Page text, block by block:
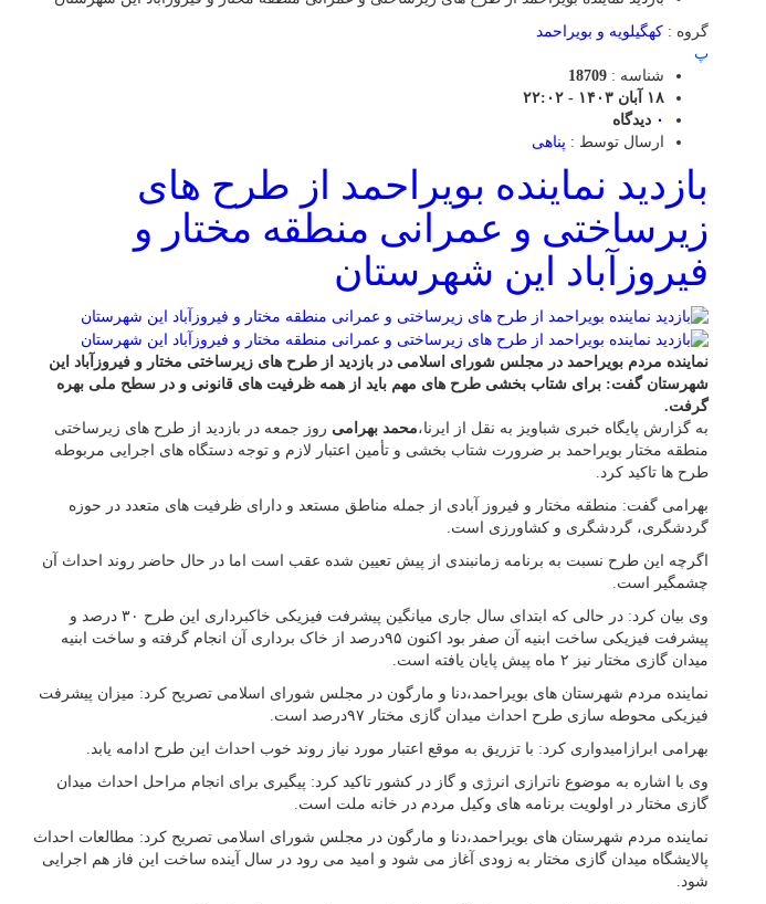
گروه : کهگیلویه و بویراحمد
پ
شناسه : 18709
۱۸ آبان ۱۴۰۳ - ۲۲:۰۲
۰ دیدگاه
ارسال توسط : پناهی
بازدید نماینده بویراحمد از طرح های
زیرساختی و عمرانی منطقه مختار و
فیروزآباد این شهرستان
نماینده مردم بویراحمد در مجلس شورای اسلامی در بازدید از طرح های زیرساختی مختار و فیروزآباد این
شهرستان گفت: برای شتاب بخشی طرح های مهم باید از همه ظرفیت های قانونی و در سطح ملی بهره
گرفت.
به گزارش پایگاه خبری شباویز به نقل از ایرنا،محمد بهرامی روز جمعه در بازدید از طرح های زیرساختی
منطقه مختار بویراحمد بر ضرورت شتاب بخشی و تأمین اعتبار لازم و توجه دستگاه های اجرایی مربوطه
طرح ها تاکید کرد.
بهرامی گفت: منطقه مختار و فیروز آبادی از جمله مناطق مستعد و دارای ظرفیت های متعدد در حوزه
گردشگری، گردشگری و کشاورزی است.
اگرچه این طرح نسبت به برنامه زمانبندی از پیش تعیین شده عقب است اما در حال حاضر روند احداث آن
چشمگیر است.
وی بیان کرد: در حالی که ابتدای سال جاری میانگین پیشرفت فیزیکی خاکبرداری این طرح ۳۰ درصد و
پیشرفت فیزیکی ساخت ابنیه آن صفر بود اکنون ۹۵درصد از خاک برداری آن انجام گرفته و ساخت ابنیه
میدان گازی مختار نیز ۲ ماه پیش پایان یافته است.
نماینده مردم شهرستان های بویراحمد،دنا و مارگون در مجلس شورای اسلامی تصریح کرد: میزان پیشرفت
فیزیکی محوطه سازی طرح احداث میدان گازی مختار ۹۷درصد است.
بهرامی ابرازامیدواری کرد: با تزریق به موقع اعتبار مورد نیاز روند خوب احداث این طرح ادامه یابد.
وی با اشاره به موضوع ناترازی انرژی و گاز در کشور تاکید کرد: پیگیری برای انجام مراحل احداث میدان
گازی مختار در اولویت برنامه های وکیل مردم در خانه ملت است.
نماینده مردم شهرستان های بویراحمد،دنا و مارگون در مجلس شورای اسلامی تصریح کرد: مطالعات احداث
پالایشگاه میدان گازی مختار به زودی آغاز می شود و امید می رود در سال آینده ساخت این فاز هم اجرایی
شود.